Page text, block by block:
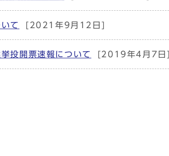
て [2021年9月12日]
投開票速報について [2019年4月7日]